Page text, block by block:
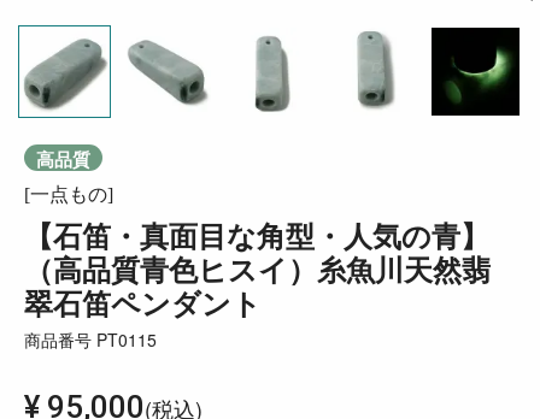
高品質
[一点もの]
【石笛・真面目な角型・人気の青】
（高品質青色ヒスイ）糸魚川天然翡
翠石笛ペンダント
商品番号 PT0115
¥ 95,000 税込